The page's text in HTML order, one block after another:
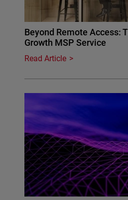
Beyond Remote Access:
Growth MSP Service
Read Article